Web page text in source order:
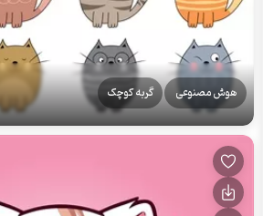
هوش مصنوعی گربه کوچک